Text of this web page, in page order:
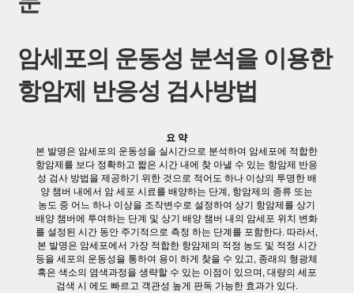
암세포의 운동성 분석을 이용한
항암제 반응성 검사방법
요 약
본 발명은 암세포의 운동성을 실시간으로 분석하여 암세포에 적합한
항암제를 보다 정확하고 짧은 시간 내에 찾 아낼 수 있는 항암제 반응
성 검사 방법을 제공하기 위한 것으로 적어도 하나 이상의 투명한 배
양 챔버 내에서 암 세포 시료를 배양하는 단계, 항암제의 종류 또는
농도 중 어느 하나 이상을 조작변수로 설정하여 상기 항암제를 상기
배양 챔버에 투여하는 단계 및 상기 배양 챔버 내의 암세포 위치 변화
를 설정된 시간 동안 주기적으로 측정 하는 단계를 포함한다. 따라서,
본 발명은 암세포에서 가장 적합한 항암제의 적정 농도 및 적정 시간
등을 세포의 운동성을 통하여 용이 하게 찾을 수 있고, 종래의 형광체
혹은 색소의 염색과정을 생략할 수 있는 이점이 있으며, 대량의 세포
검색 시 에도 빠르고 객관성 높게 판독 가능한 효과가 있다.